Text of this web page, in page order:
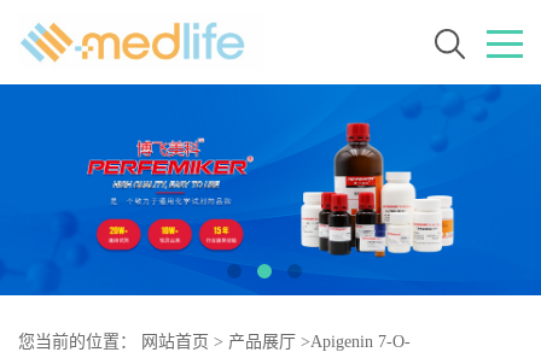
您当前的位置： 网站首页 > 产品展厅 >Apigenin 7-O-